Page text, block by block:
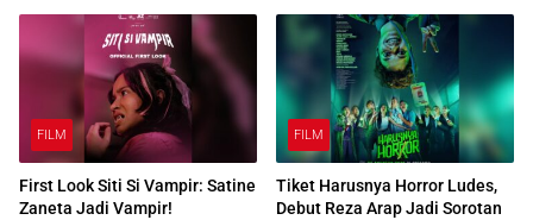
FILM
First Look Siti Si Vampir: Satine
Zaneta Jadi Vampir!
FILM
Tiket Harusnya Horror Ludes,
Debut Reza Arap Jadi Sorotan